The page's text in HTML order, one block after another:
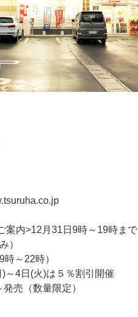
案内>12月31日9時～19時まで
）
～22時）
4日(火)は５％割引開催
売（数量限定）